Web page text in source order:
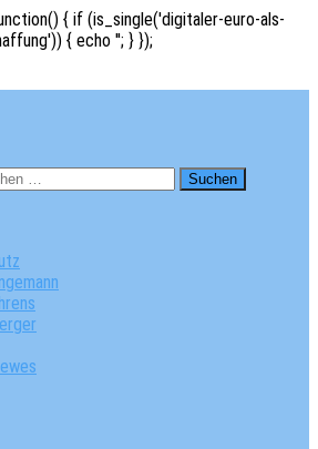
{ if (is_single('digitaler-euro-als-
{ echo ''; } });